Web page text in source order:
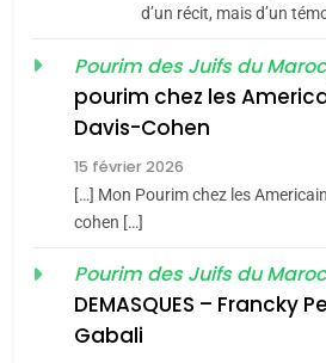
JUDAISME
Maroc :
Tafraout,
du terroir
Oeil
De Loya
d’un récit, mais d’un
Pourim des Juifs du
pourim chez les
Davis-Cohen
15 février 2026
[…] Mon Pourim chez les
cohen […]
Pourim des Juifs du
DEMASQUES – Francky
Gabali